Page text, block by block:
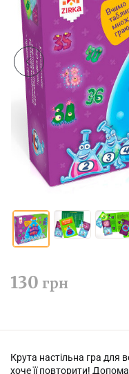
130 грн
Крута настільна гра для
хоче її повторити!